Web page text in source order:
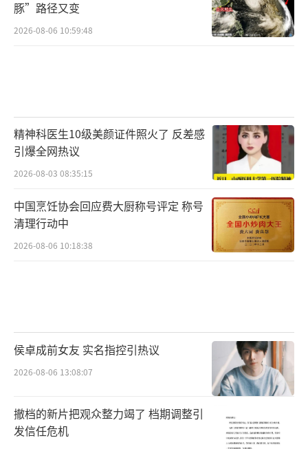
豚”路径又变
2026-08-06 10:59:48
精神科医生10级美颜证件照火了 反差感
引爆全网热议
2026-08-03 08:35:15
中国烹饪协会回应费大厨称号评定 称号
清理行动中
2026-08-06 10:18:38
侯卓成前女友 实名指控引热议
2026-08-06 13:08:07
撤档的新片把观众整力竭了 档期调整引
发信任危机